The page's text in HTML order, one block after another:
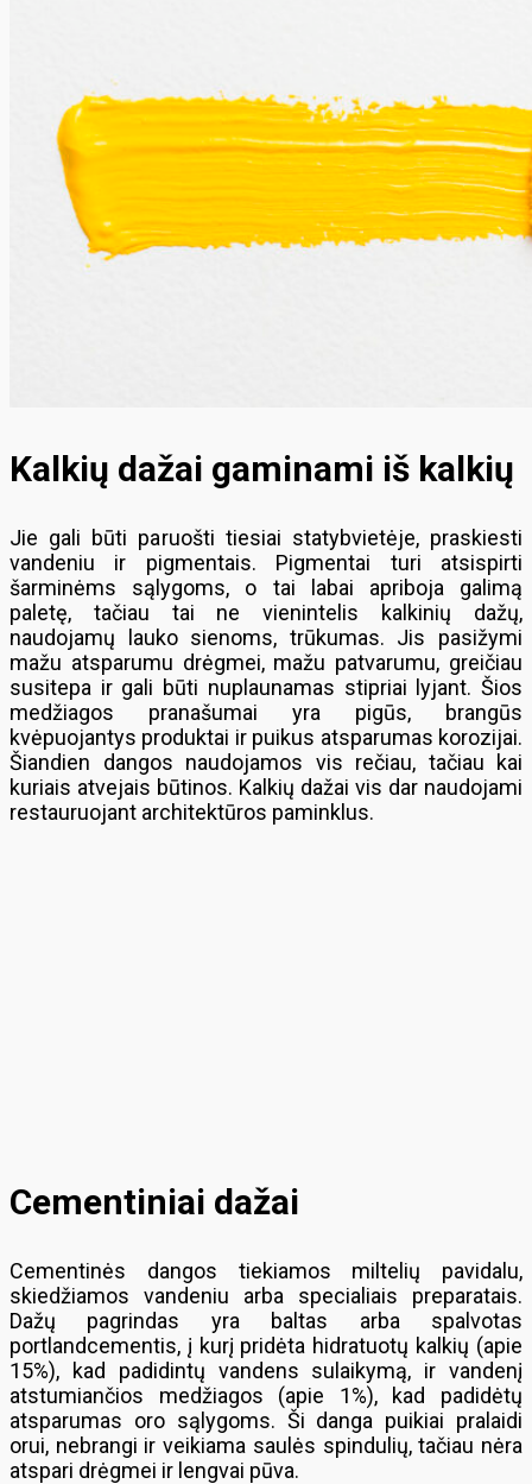
Kalkių dažai gaminami iš kalkių
Jie gali būti paruošti tiesiai statybvietėje, praskiesti
vandeniu ir pigmentais. Pigmentai turi atsispirti
šarminėms sąlygoms, o tai labai apriboja galimą
paletę, tačiau tai ne vienintelis kalkinių dažų,
naudojamų lauko sienoms, trūkumas. Jis pasižymi
mažu atsparumu drėgmei, mažu patvarumu, greičiau
susitepa ir gali būti nuplaunamas stipriai lyjant. Šios
medžiagos pranašumai yra pigūs, brangūs
kvėpuojantys produktai ir puikus atsparumas korozijai.
Šiandien dangos naudojamos vis rečiau, tačiau kai
kuriais atvejais būtinos. Kalkių dažai vis dar naudojami
restauruojant architektūros paminklus.
Cementiniai dažai
Cementinės dangos tiekiamos miltelių pavidalu,
skiedžiamos vandeniu arba specialiais preparatais.
Dažų pagrindas yra baltas arba spalvotas
portlandcementis, į kurį pridėta hidratuotų kalkių (apie
15%), kad padidintų vandens sulaikymą, ir vandenį
atstumiančios medžiagos (apie 1%), kad padidėtų
atsparumas oro sąlygoms. Ši danga puikiai pralaidi
orui, nebrangi ir veikiama saulės spindulių, tačiau nėra
atspari drėgmei ir lengvai pūva.